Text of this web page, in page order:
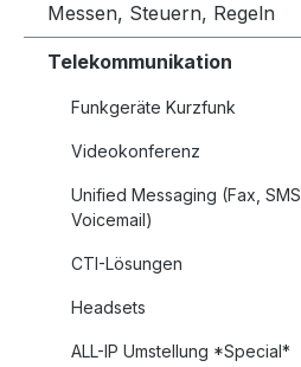
Messen, Steuern, Regeln
Telekommunikation
Funkgeräte Kurzfunk
Videokonferenz
Unified Messaging (Fax, SMS,
Voicemail)
CTI-Lösungen
Headsets
ALL-IP Umstellung *Special*